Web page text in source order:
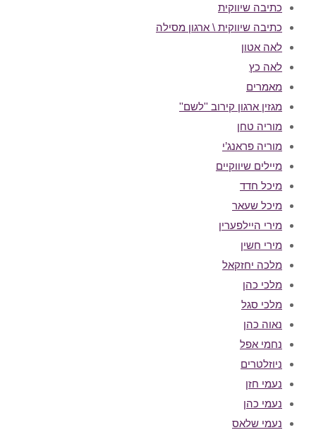
כתיבה שיווקית
כתיבה שיווקית \ ארגון מסילה
לאה אטון
לאה כץ
מאמרים
מגזין ארגון קירוב ''לשם''
מוריה טחן
מוריה פראנג’י
מיילים שיווקיים
מיכל חדד
מיכל שעאר
מירי היילפערין
מירי חשין
מלכה יחזקאל
מלכי כהן
מלכי סגל
נאוה כהן
נחמי אפל
ניוזלטרים
נעמי חזן
נעמי כהן
נעמי שלאס